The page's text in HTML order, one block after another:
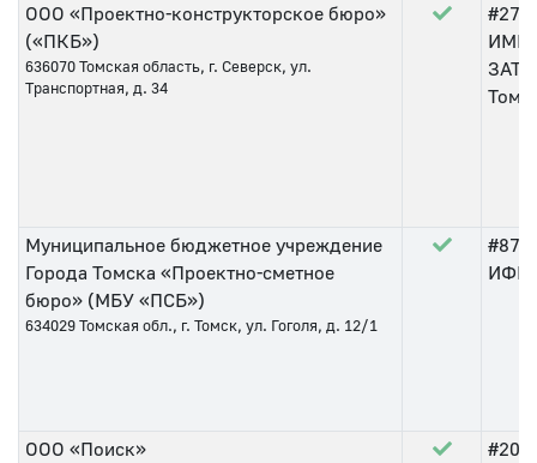
ООО «Проектно-конструкторское бюро»
(«ПКБ»)
636070 Томская область, г. Северск, ул.
Транспортная, д. 34
#27
ЗАТО
Муниципальное бюджетное учреждение
Города Томска «Проектно-сметное
бюро» (МБУ «ПСБ»)
634029 Томская обл., г. Томск, ул. Гоголя, д. 12/1
#87
ООО «Поиск» #200